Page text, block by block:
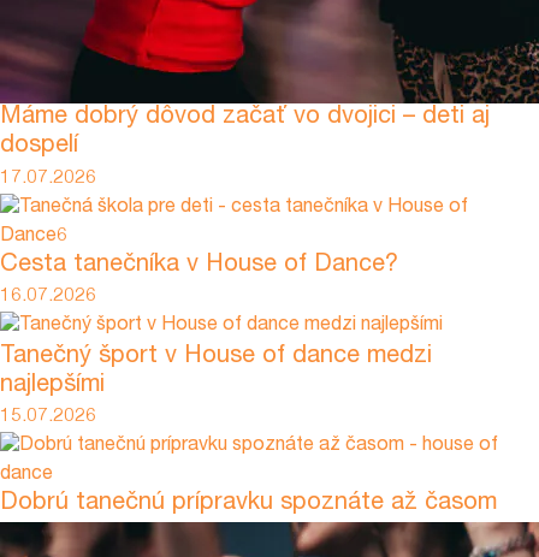
Máme dobrý dôvod začať vo dvojici – deti aj
dospelí
17.07.2026
Cesta tanečníka v House of Dance?
16.07.2026
Tanečný šport v House of dance medzi
najlepšími
15.07.2026
Dobrú tanečnú prípravku spoznáte až časom